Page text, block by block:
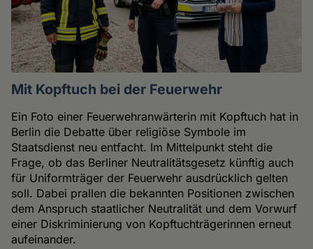
Mit Kopftuch bei der Feuerwehr
Ein Foto einer Feuerwehranwärterin mit Kopftuch hat in
Berlin die Debatte über religiöse Symbole im
Staatsdienst neu entfacht. Im Mittelpunkt steht die
Frage, ob das Berliner Neutralitätsgesetz künftig auch
für Uniformträger der Feuerwehr ausdrücklich gelten
soll. Dabei prallen die bekannten Positionen zwischen
dem Anspruch staatlicher Neutralität und dem Vorwurf
einer Diskriminierung von Kopftuchträgerinnen erneut
aufeinander.